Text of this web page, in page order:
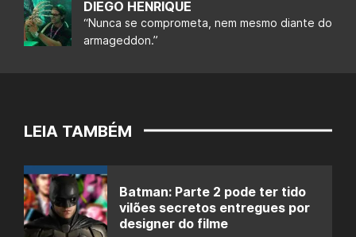
DIEGO HENRIQUE
“Nunca se comprometa, nem mesmo diante do
armageddon.”
LEIA TAMBÉM
Batman: Parte 2 pode ter tido
vilões secretos entregues por
designer do filme